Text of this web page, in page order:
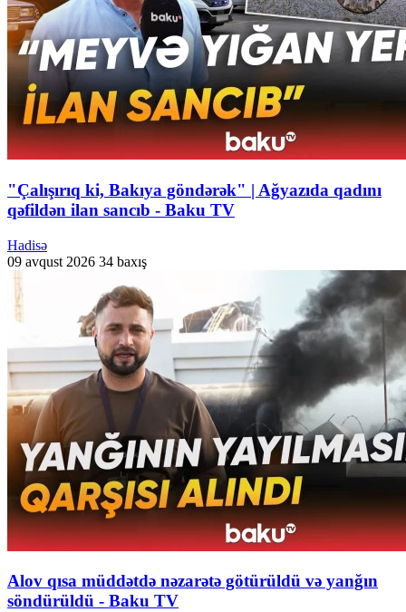
"Çalışırıq ki, Bakıya göndərək" | Ağyazıda qadını
qəfildən ilan sancıb - Baku TV
Hadisə
09 avqust 2026 34 baxış
Alov qısa müddətdə nəzarətə götürüldü və yanğın
söndürüldü - Baku TV